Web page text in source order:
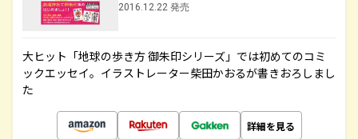
2016.12.22 発売
大ヒット「地球の歩き方 御朱印シリーズ」では初めてのコミ
ックエッセイ。イラストレーター柴田かおるが書きおろしまし
た
詳細を見る